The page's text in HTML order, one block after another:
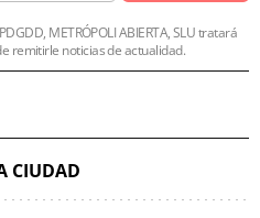
METRÓPOLI ABIERTA, SLU tratará
remitirle noticias de actualidad.
CIUDAD